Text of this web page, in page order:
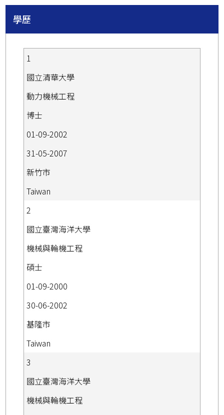
學歷
1
國立清華大學
動力機械工程
博士
01-09-2002
31-05-2007
新竹市
Taiwan
2
國立臺灣海洋大學
機械與輪機工程
碩士
01-09-2000
30-06-2002
基隆市
Taiwan
3
國立臺灣海洋大學
機械與輪機工程